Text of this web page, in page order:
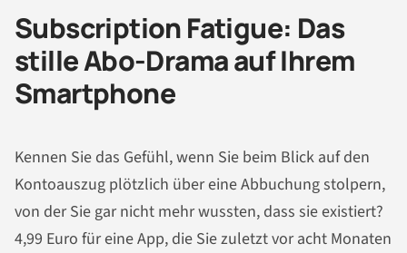
Subscription Fatigue: Das
stille Abo-Drama auf Ihrem
Smartphone
Kennen Sie das Gefühl, wenn Sie beim Blick auf den
Kontoauszug plötzlich über eine Abbuchung stolpern,
von der Sie gar nicht mehr wussten, dass sie existiert?
4,99 Euro für eine App, die Sie zuletzt vor acht Monaten